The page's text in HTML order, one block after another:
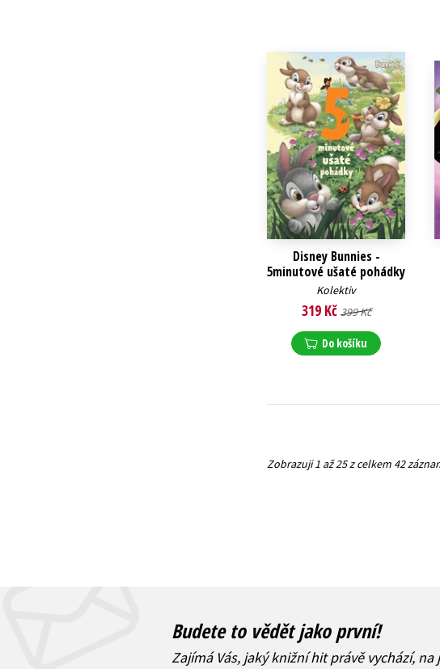
Disney Bunnies -
5minutové ušaté pohádky
Kolektiv
319 Kč 399 Kč
Do košíku
Zobrazuji 1 až 25 z celkem 42
Budete to vědět jako první!
Zajímá Vás, jaký knižní hit právě vychází,